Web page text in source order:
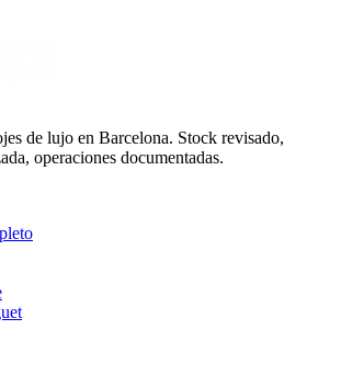
de lujo en Barcelona. Stock revisado,
operaciones documentadas.